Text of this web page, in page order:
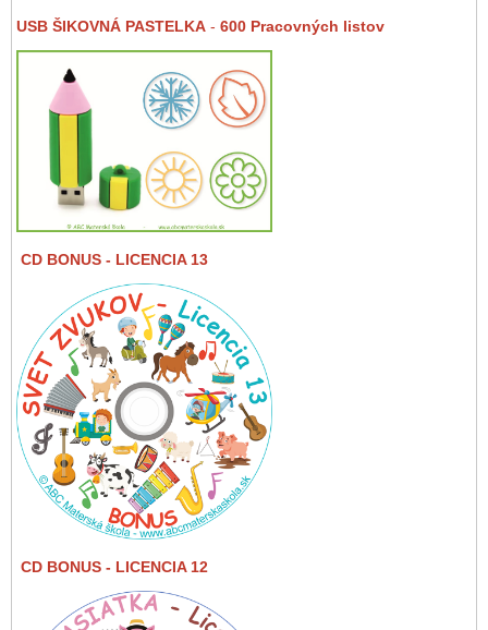
USB ŠIKOVNÁ PASTELKA - 600 Pracovných listov
CD BONUS - LICENCIA 13
CD BONUS - LICENCIA 12